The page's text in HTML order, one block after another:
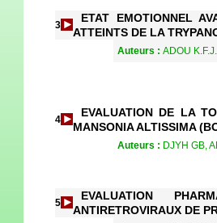
3
ETAT EMOTIONNEL
ATTEINTS DE LA
Auteurs : ADOU
4
EVALUATION DE LA
MANSONIA ALTISSIMA
Auteurs : DJYH GB,
5
EVALUATION
ANTIRETROVIRAUX DE